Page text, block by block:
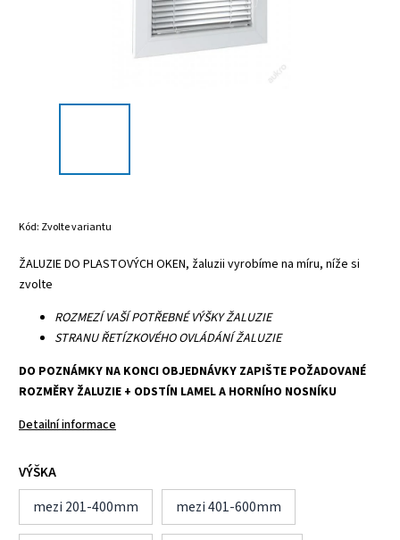
Kód: Zvolte variantu
ŽALUZIE DO PLASTOVÝCH OKEN, žaluzii vyrobíme na míru, níže si
zvolte
ROZMEZÍ VAŠÍ POTŘEBNÉ VÝŠKY ŽALUZIE
STRANU ŘETÍZKOVÉHO OVLÁDÁNÍ ŽALUZIE
DO POZNÁMKY NA KONCI OBJEDNÁVKY ZAPIŠTE POŽADOVANÉ
ROZMĚRY ŽALUZIE + ODSTÍN LAMEL A HORNÍHO NOSNÍKU
Detailní informace
VÝŠKA
mezi 201-400mm
mezi 401-600mm